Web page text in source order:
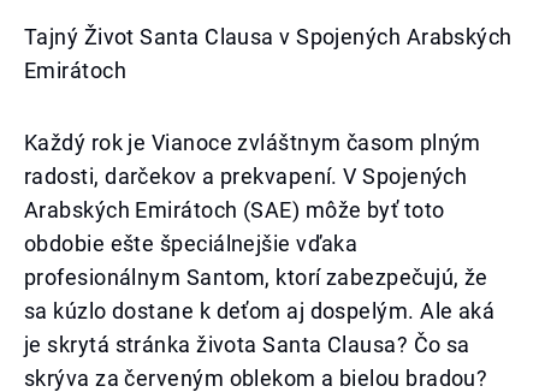
Tajný Život Santa Clausa v Spojených Arabských
Emirátoch
Každý rok je Vianoce zvláštnym časom plným
radosti, darčekov a prekvapení. V Spojených
Arabských Emirátoch (SAE) môže byť toto
obdobie ešte špeciálnejšie vďaka
profesionálnym Santom, ktorí zabezpečujú, že
sa kúzlo dostane k deťom aj dospelým. Ale aká
je skrytá stránka života Santa Clausa? Čo sa
skrýva za červeným oblekom a bielou bradou?